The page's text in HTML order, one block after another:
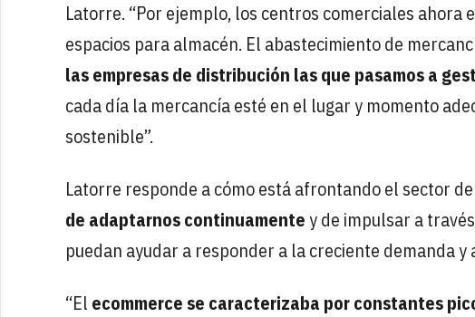
Latorre. “Por ejemplo, los centros comerciales ahora
espacios para almacén. El abastecimiento de
las empresas de distribución las que pasamos a
cada día la mercancía esté en el lugar y momento
sostenible”.
Latorre responde a cómo está afrontando el sector
de adaptarnos continuamentey de impulsar a
puedan ayudar a responder a la creciente demanda y
“El ecommerce se caracterizaba por constantes